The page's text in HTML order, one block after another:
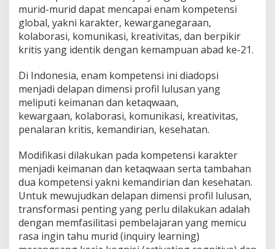
murid-murid dapat mencapai enam kompetensi
global, yakni karakter, kewarganegaraan,
kolaborasi, komunikasi, kreativitas, dan berpikir
kritis yang identik dengan kemampuan abad ke-21.
Di Indonesia, enam kompetensi ini diadopsi
menjadi delapan dimensi profil lulusan yang
meliputi keimanan dan ketaqwaan,
kewargaan, kolaborasi, komunikasi, kreativitas,
penalaran kritis, kemandirian, kesehatan.
Modifikasi dilakukan pada kompetensi karakter
menjadi keimanan dan ketaqwaan serta tambahan
dua kompetensi yakni kemandirian dan kesehatan.
Untuk mewujudkan delapan dimensi profil lulusan,
transformasi penting yang perlu dilakukan adalah
dengan memfasilitasi pembelajaran yang memicu
rasa ingin tahu murid (inquiry learning)